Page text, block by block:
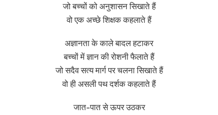
जो बच्चों को अनुशासन सिखाते हैं
वो एक अच्छे शिक्षक कहलाते हैं
अज्ञानता के काले बादल हटाकर
बच्चों में ज्ञान की रोशनी फैलाते हैं
जो सदैव सत्य मार्ग पर चलना सिखाते हैं
वो ही असली पथ दर्शक कहलाते हैं
जात-पात से ऊपर उठकर